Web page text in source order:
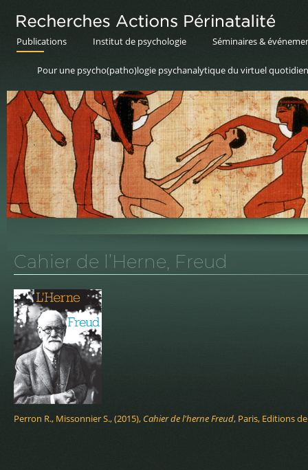
Publications Institut de psychologie Séminaires &
Pour une psycho(patho)logie psychanalytique du virtuel quotidien
Cahier de l’Herne, Freud
Perron R., Missonnier S., (2015), Cahier de l'herne Freud, Paris, Editions